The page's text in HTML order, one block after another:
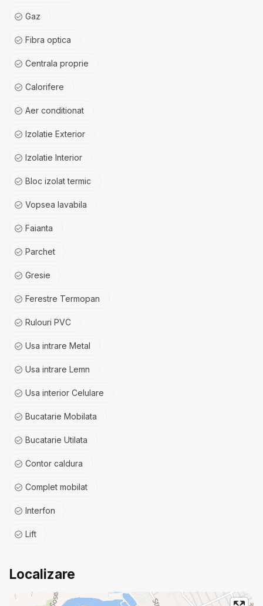
Gaz
Fibra optica
Centrala proprie
Calorifere
Aer conditionat
Izolatie Exterior
Izolatie Interior
Bloc izolat termic
Vopsea lavabila
Faianta
Parchet
Gresie
Ferestre Termopan
Rulouri PVC
Usa intrare Metal
Usa intrare Lemn
Usa interior Celulare
Bucatarie Mobilata
Bucatarie Utilata
Contor caldura
Complet mobilat
Interfon
Lift
Localizare